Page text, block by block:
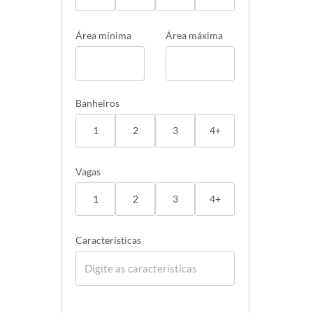
Área mínima Área máxima
Banheiros
1 2 3 4+
Vagas
1 2 3 4+
Características